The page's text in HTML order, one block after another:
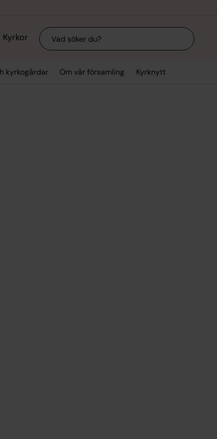
Kyrkor Sök
kyrkogårdar Om vår församling Kyrknytt